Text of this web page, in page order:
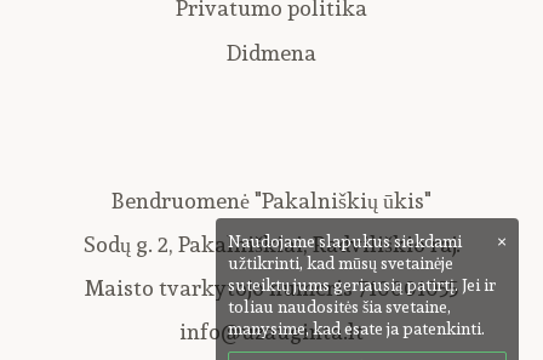
Privatumo politika
Didmena
Bendruomenė "Pakalniškių ūkis"
Sodų g. 2, Pakalniškiai, Radviliškio raj.
Maisto tvarkytojo numeris 710001055
info@uzauginta.lt
×
Naudojame slapukus siekdami
užtikrinti, kad mūsų svetainėje
suteiktų jums geriausią patirtį. Jei ir
toliau naudositės šia svetaine,
manysime, kad esate ja patenkinti.